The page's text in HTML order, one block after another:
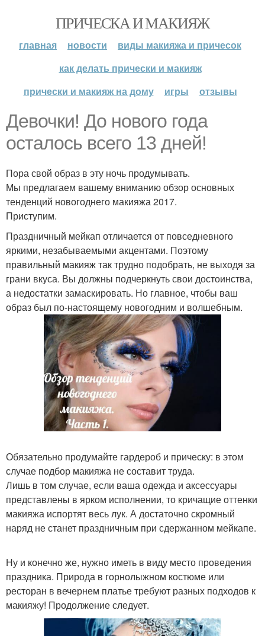
ПРИЧЕСКА И МАКИЯЖ
главная новости
виды макияжа и причесок
как делать прически и макияж
прически и макияж на дому
игры отзывы
Девочки! До нового года
осталось всего 13 дней!
Пора свой образ в эту ночь продумывать.
Мы предлагаем вашему вниманию обзор основных
тенденций новогоднего макияжа 2017.
Приступим.
Праздничный мейкап отличается от повседневного
яркими, незабываемыми акцентами. Поэтому
правильный макияж так трудно подобрать, не выходя за
грани вкуса. Вы должны подчеркнуть свои достоинства,
а недостатки замаскировать. Но главное, чтобы ваш
образ был по-настоящему новогодним и волшебным.
Обязательно продумайте гардероб и прическу: в этом
случае подбор макияжа не составит труда.
Лишь в том случае, если ваша одежда и аксессуары
представлены в ярком исполнении, то кричащие оттенки
макияжа испортят весь лук. А достаточно скромный
наряд не станет праздничным при сдержанном мейкапе.
Ну и конечно же, нужно иметь в виду место проведения
праздника. Природа в горнолыжном костюме или
ресторан в вечернем платье требуют разных подходов к
макияжу! Продолжение следует.